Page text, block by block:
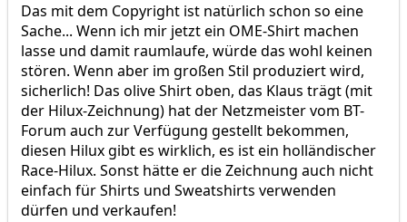
Das mit dem Copyright ist natürlich schon so eine
Sache... Wenn ich mir jetzt ein OME-Shirt machen
lasse und damit raumlaufe, würde das wohl keinen
stören. Wenn aber im großen Stil produziert wird,
sicherlich! Das olive Shirt oben, das Klaus trägt (mit
der Hilux-Zeichnung) hat der Netzmeister vom BT-
Forum auch zur Verfügung gestellt bekommen,
diesen Hilux gibt es wirklich, es ist ein holländischer
Race-Hilux. Sonst hätte er die Zeichnung auch nicht
einfach für Shirts und Sweatshirts verwenden
dürfen und verkaufen!